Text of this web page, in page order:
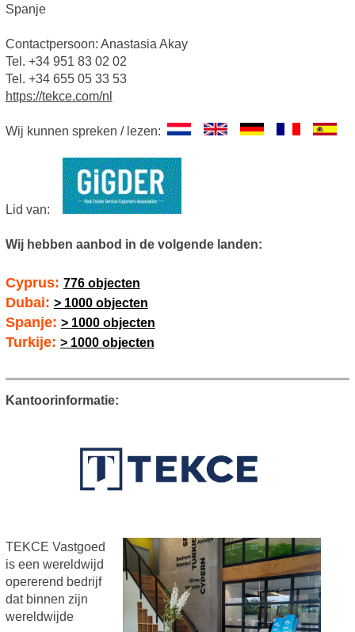
Spanje
Contactpersoon: Anastasia Akay
Tel. +34 951 83 02 02
Tel. +34 655 05 33 53
https://tekce.com/nl
Wij kunnen spreken / lezen:
Lid van:
Wij hebben aanbod in de volgende landen:
Cyprus: 776 objecten
Dubai: > 1000 objecten
Spanje: > 1000 objecten
Turkije: > 1000 objecten
Kantoorinformatie:
TEKCE Vastgoed
is een wereldwijd
opererend bedrijf
dat binnen zijn
wereldwijde